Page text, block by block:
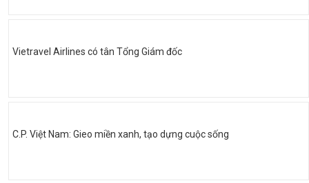
Vietravel Airlines có tân Tổng Giám đốc
C.P. Việt Nam: Gieo miền xanh, tạo dựng cuộc sống